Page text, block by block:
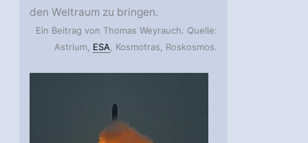
den Weltraum zu bringen.
Ein Beitrag von Thomas Weyrauch. Quelle:
Astrium, ESA , Kosmotras, Roskosmos.